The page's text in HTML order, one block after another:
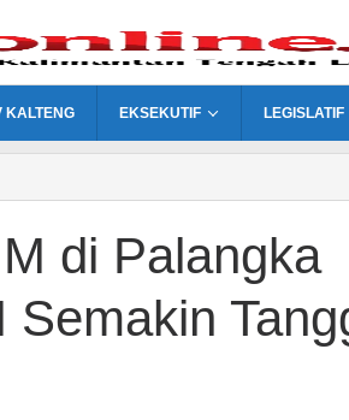
KALTENG EKSEKUTIF LEGISLATIF
di Palangka